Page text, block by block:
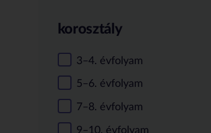
korosztály
3–4. évfolyam
5–6. évfolyam
7–8. évfolyam
9–10. évfolyam